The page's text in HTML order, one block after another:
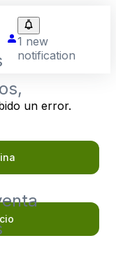
1 new
notification
un error.